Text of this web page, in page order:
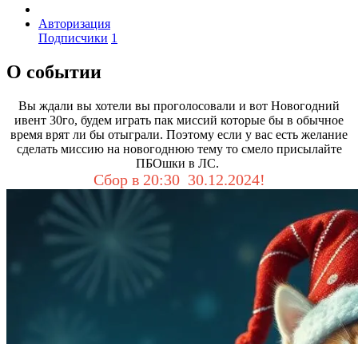
Авторизация
Подписчики 1
О событии
Вы ждали вы хотели вы проголосовали и вот Новогодний
ивент 30го, будем играть пак миссий которые бы в обычное
время врят ли бы отыграли. Поэтому если у вас есть желание
сделать миссию на новогоднюю тему то смело присылайте
ПБОшки в ЛС.
Сбор в 20:30 30.12.2024!